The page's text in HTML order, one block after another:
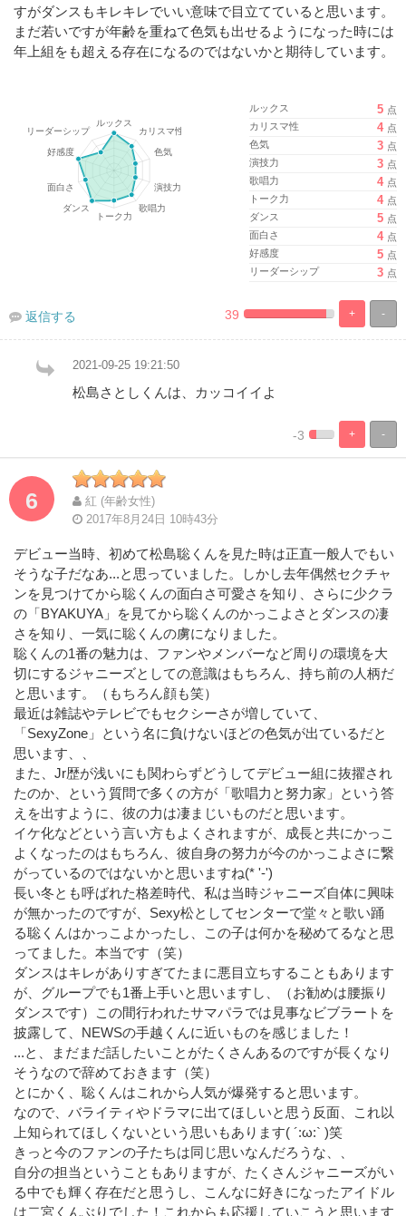
すがダンスもキレキレでいい意味で目立てていると思います。
まだ若いですが年齢を重ねて色気も出せるようになった時には
年上組をも超える存在になるのではないかと期待しています。
ルックス 5 点
カリスマ性
4 点
色気
3 点
演技力
3 点
歌唱力
4 点
トーク力
4 点
ダンス
5 点
面白さ
4 点
好感度
5 点
リーダーシップ
3 点
-
+
%
100%
39
返信する
2021-09-25 19:21:50
松島さとしくんは、カッコイイよ
-
+
%
Complete
100%
Complete
-3
6
紅 (年齢女性)
2017年8月24日 10時43分
デビュー当時、初めて松島聡くんを見た時は正直一般人でもい
そうな子だなあ...と思っていました。しかし去年偶然セクチャ
ンを見つけてから聡くんの面白さ可愛さを知り、さらに少クラ
の「BYAKUYA」を見てから聡くんのかっこよさとダンスの凄
さを知り、一気に聡くんの虜になりました。
聡くんの1番の魅力は、ファンやメンバーなど周りの環境を大
切にするジャニーズとしての意識はもちろん、持ち前の人柄だ
と思います。（もちろん顔も笑）
最近は雑誌やテレビでもセクシーさが増していて、
「SexyZone」という名に負けないほどの色気が出ているだと
思います、、
また、Jr歴が浅いにも関わらずどうしてデビュー組に抜擢され
たのか、という質問で多くの方が「歌唱力と努力家」という答
えを出すように、彼の力は凄まじいものだと思います。
イケ化などという言い方もよくされますが、成長と共にかっこ
よくなったのはもちろん、彼自身の努力が今のかっこよさに繋
がっているのではないかと思いますね(* '-')
長い冬とも呼ばれた格差時代、私は当時ジャニーズ自体に興味
が無かったのですが、Sexy松としてセンターで堂々と歌い踊
る聡くんはかっこよかったし、この子は何かを秘めてるなと思
ってました。本当です（笑）
ダンスはキレがありすぎてたまに悪目立ちすることもあります
が、グループでも1番上手いと思いますし、（お勧めは腰振り
ダンスです）この間行われたサマパラでは見事なビブラートを
披露して、NEWSの手越くんに近いものを感じました！
...と、まだまだ話したいことがたくさんあるのですが長くなり
そうなので辞めておきます（笑）
とにかく、聡くんはこれから人気が爆発すると思います。
なので、バライティやドラマに出てほしいと思う反面、これ以
上知られてほしくないという思いもあります( ´:ω:` )笑
きっと今のファンの子たちは同じ思いなんだろうな、、
自分の担当ということもありますが、たくさんジャニーズがい
る中でも輝く存在だと思うし、こんなに好きになったアイドル
は二宮くんぶりでした！これからも応援していこうと思います